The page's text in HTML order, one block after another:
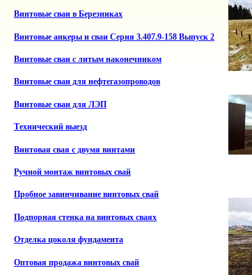
Винтовые сваи в Березниках
Винтовые анкеры и сваи Серия 3.407.9-158 Выпуск 2
Винтовые сваи с литым наконечником
Винтовые сваи для нефтегазопроводов
Винтовые сваи для ЛЭП
Технический выезд
Винтовая свая с двумя винтами
Ручной монтаж винтовых свай
Пробное завинчивание винтовых свай
Подпорная стенка на винтовых сваях
Отделка цоколя фундамента
Оптовая продажа винтовых свай